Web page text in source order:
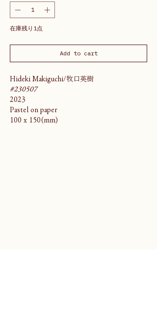
在庫残り1点
Add to cart
Hideki Makiguchi/牧口英樹
#230507
2023
Pastel on paper
100 x 150(mm)